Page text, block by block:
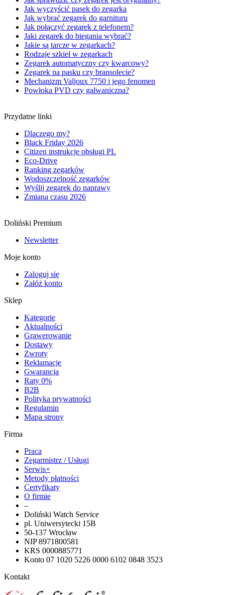
Jak wyczyścić pasek do zegarka
Jak wybrać zegarek do garnituru
Jak połączyć zegarek z telefonem?
Jaki zegarek do biegania wybrać?
Jakie są tarcze w zegarkach?
Rodzaje szkieł w zegarkach
Zegarek automatyczny czy kwarcowy?
Zegarek na pasku czy bransolecie?
Mechanizm Valjoux 7750 i jego fenomen
Powłoka PVD czy galwaniczna?
Przydatne linki
Dlaczego my?
Black Friday 2026
Citizen instrukcje obsługi PL
Eco-Drive
Ranking zegarków
Wodoszczelność zegarków
Wyślij zegarek do naprawy
Zmiana czasu 2026
Doliński Premium
Newsletter
Moje konto
Zaloguj się
Załóż konto
Sklep
Kategorie
Aktualności
Grawerowanie
Dostawy
Zwroty
Reklamacje
Gwarancja
Raty 0%
B2B
Polityka prywatności
Regulamin
Mapa strony
Firma
Praca
Zegarmistrz / Usługi
Serwis+
Metody płatności
Certyfikaty
O firmie
–
Doliński Watch Service
pl. Uniwersytecki 15B
50-137 Wrocław
NIP 8971800581
KRS 0000885771
Konto 07 1020 5226 0000 6102 0848 3523
Kontakt